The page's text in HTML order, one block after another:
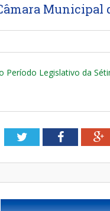
Municipal
Período Legislativo da
TwitterFacebook